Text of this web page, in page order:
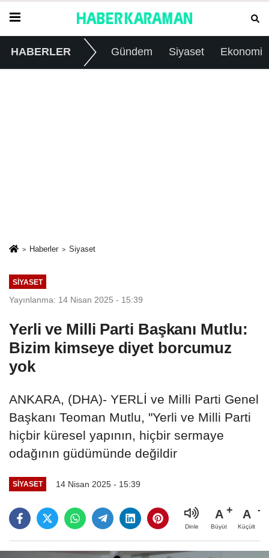
HABERLER Gündem Siyaset Ekonomi
Haberler Siyaset
SIYASET
Yayınlanma: 14 Nisan 2025 - 15:39
Yerli ve Milli Parti Başkanı Mutlu:
Bizim kimseye diyet borcumuz
yok
ANKARA, (DHA)- YERLİ ve Milli Parti Genel
Başkanı Teoman Mutlu, "Yerli ve Milli Parti
hiçbir küresel yapının, hiçbir sermaye
odağının güdümünde değildir
SIYASET 14 Nisan 2025 - 15:39
Dinle
A
Büyüt
A
Küçült